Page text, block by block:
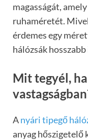
magasságát,
ruhaméretét.
érdemes egy
hálózsák
Mit tegyél,
Anyári tipegő
anyag hőszigetelő